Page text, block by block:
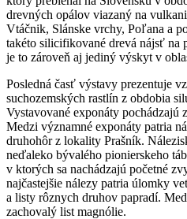
drevných opálov viazaný na
Vtáčnik, Slánske vrchy, Poľana a
takéto silicifikované drevá nájsť na
je to zároveň aj jediný výskyt v
Posledná časť výstavy prezentuje
suchozemských rastlín z obdobia
Vystavované exponáty pochádzajú
Medzi významné exponáty patria
druhohôr z lokality Prašník.
neďaleko bývalého pionierskeho
v ktorých sa nachádzajú početné
najčastejšie nálezy patria úlomky
a listy rôznych druhov papradí.
zachovalý list magnólie.